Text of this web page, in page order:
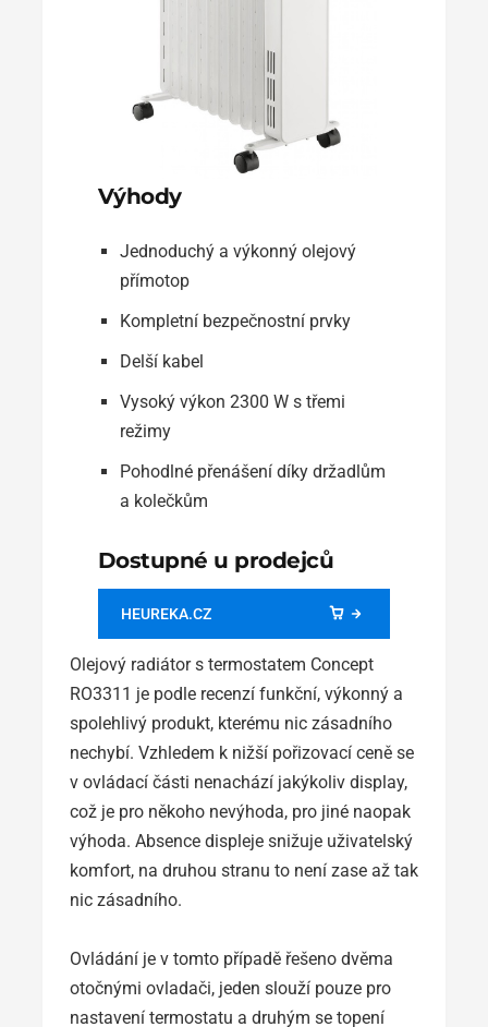
Výhody
Jednoduchý a výkonný olejový
přímotop
Kompletní bezpečnostní prvky
Delší kabel
Vysoký výkon 2300 W s třemi
režimy
Pohodlné přenášení díky držadlům
a kolečkům
Dostupné u prodejců
HEUREKA.CZ
Olejový radiátor s termostatem Concept
RO3311 je podle recenzí funkční, výkonný a
spolehlivý produkt, kterému nic zásadního
nechybí. Vzhledem k nižší pořizovací ceně se
v ovládací části nenachází jakýkoliv display,
což je pro někoho nevýhoda, pro jiné naopak
výhoda. Absence displeje snižuje uživatelský
komfort, na druhou stranu to není zase až tak
nic zásadního.
Ovládání je v tomto případě řešeno dvěma
otočnými ovladači, jeden slouží pouze pro
nastavení termostatu a druhým se topení